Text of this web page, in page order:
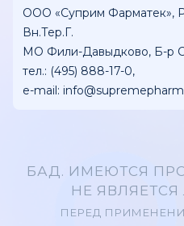
ООО «Суприм Фарматек»,
Вн.Тер.Г.
МО Фили-Давыдково, Б-р
тeл.: (495) 888-17-0,
e-mail:
БАД. ИМЕЮТСЯ
НЕ
ПЕРЕД